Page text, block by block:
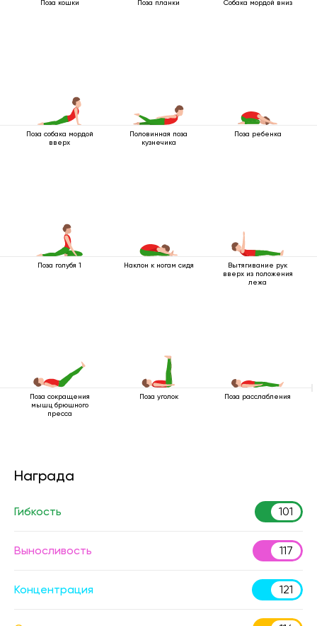
Поза кошки Поза планки Собака мордой вниз
Поза собака мордой
вверх
Половинная поза
кузнечика
Поза ребенка
Поза голубя 1 Наклон к ногам сидя
Вытягивание рук
вверх из положения
лежа
Поза сокращения
мышц брюшного
пресса
Поза уголок Поза расслабления
Награда
Гибкость 101
Выносливость 117
Концентрация 121